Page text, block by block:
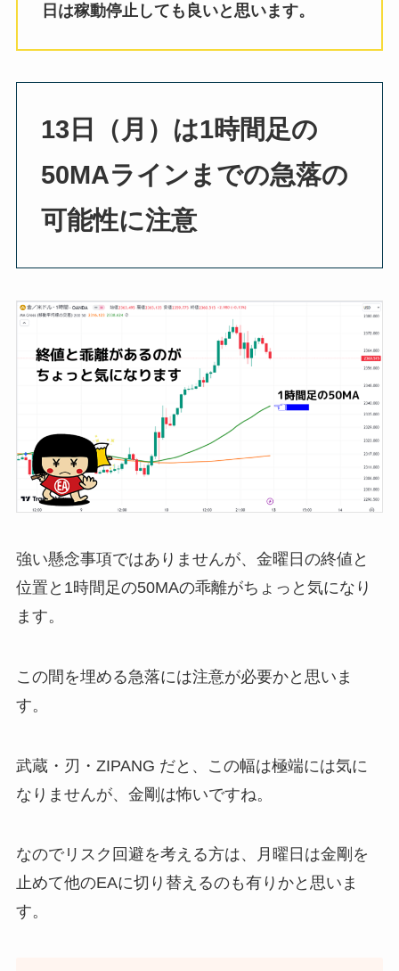
日は稼動停止しても良いと思います。
13日（月）は1時間足の
50MAラインまでの急落の
可能性に注意
強い懸念事項ではありませんが、金曜日の終値と
位置と1時間足の50MAの乖離がちょっと気になり
ます。
この間を埋める急落には注意が必要かと思いま
す。
武蔵・刃・ZIPANG だと、この幅は極端には気に
なりませんが、金剛は怖いですね。
なのでリスク回避を考える方は、月曜日は金剛を
止めて他のEAに切り替えるのも有りかと思いま
す。